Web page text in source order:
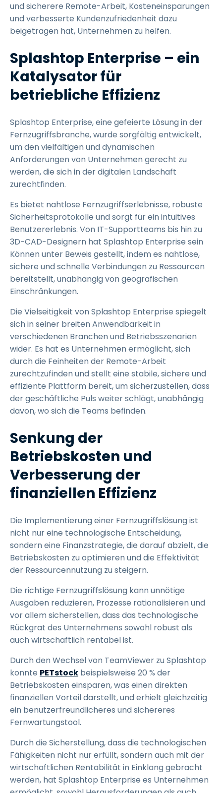
und sicherere Remote-Arbeit, Kosteneinsparungen
und verbesserte Kundenzufriedenheit dazu
beigetragen hat, Unternehmen zu helfen.
Splashtop Enterprise – ein
Katalysator für
betriebliche Effizienz
Splashtop Enterprise, eine gefeierte Lösung in der
Fernzugriffsbranche, wurde sorgfältig entwickelt,
um den vielfältigen und dynamischen
Anforderungen von Unternehmen gerecht zu
werden, die sich in der digitalen Landschaft
zurechtfinden.
Es bietet nahtlose Fernzugriffserlebnisse, robuste
Sicherheitsprotokolle und sorgt für ein intuitives
Benutzererlebnis. Von IT-Supportteams bis hin zu
3D-CAD-Designern hat Splashtop Enterprise sein
Können unter Beweis gestellt, indem es nahtlose,
sichere und schnelle Verbindungen zu Ressourcen
bereitstellt, unabhängig von geografischen
Einschränkungen.
Die Vielseitigkeit von Splashtop Enterprise spiegelt
sich in seiner breiten Anwendbarkeit in
verschiedenen Branchen und Betriebsszenarien
wider. Es hat es Unternehmen ermöglicht, sich
durch die Feinheiten der Remote-Arbeit
zurechtzufinden und stellt eine stabile, sichere und
effiziente Plattform bereit, um sicherzustellen, dass
der geschäftliche Puls weiter schlägt, unabhängig
davon, wo sich die Teams befinden.
Senkung der
Betriebskosten und
Verbesserung der
finanziellen Effizienz
Die Implementierung einer Fernzugriffslösung ist
nicht nur eine technologische Entscheidung,
sondern eine Finanzstrategie, die darauf abzielt, die
Betriebskosten zu optimieren und die Effektivität
der Ressourcennutzung zu steigern.
Die richtige Fernzugriffslösung kann unnötige
Ausgaben reduzieren, Prozesse rationalisieren und
vor allem sicherstellen, dass das technologische
Rückgrat des Unternehmens sowohl robust als
auch wirtschaftlich rentabel ist.
Durch den Wechsel von TeamViewer zu Splashtop
konnte PETstock beispielsweise 20 % der
Betriebskosten einsparen, was einen direkten
finanziellen Vorteil darstellt, und erhielt gleichzeitig
ein benutzerfreundlicheres und sichereres
Fernwartungstool.
Durch die Sicherstellung, dass die technologischen
Fähigkeiten nicht nur erfüllt, sondern auch mit der
wirtschaftlichen Rentabilität in Einklang gebracht
werden, hat Splashtop Enterprise es Unternehmen